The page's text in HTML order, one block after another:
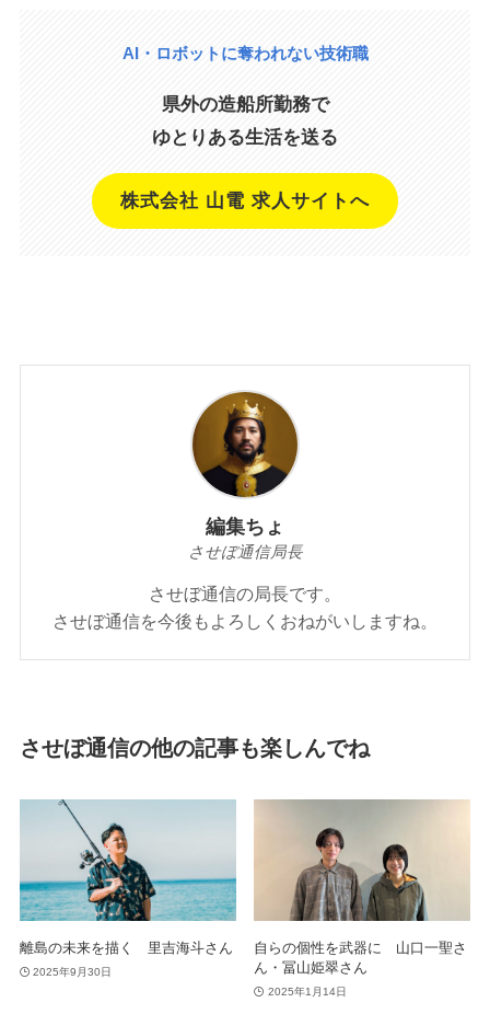
AI・ロボットに奪われない技術職
県外の造船所勤務で
ゆとりある生活を送る
株式会社 山電 求人サイトへ
編集ちょ
させぼ通信局長
させぼ通信の局長です。
させぼ通信を今後もよろしくおねがいしますね。
させぼ通信の他の記事も楽しんでね
離島の未来を描く 里吉海斗さん
2025年9月30日
自らの個性を武器に 山口一聖さ
ん・冨山姫翠さん
2025年1月14日